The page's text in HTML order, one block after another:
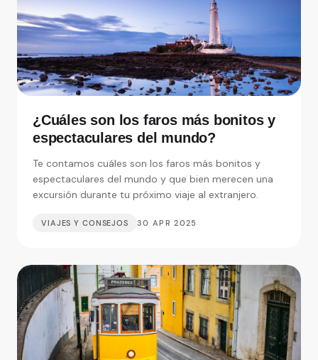
¿Cuáles son los faros más bonitos y
espectaculares del mundo?
Te contamos cuáles son los faros más bonitos y
espectaculares del mundo y que bien merecen una
excursión durante tu próximo viaje al extranjero.
VIAJES Y CONSEJOS 30 APR 2025